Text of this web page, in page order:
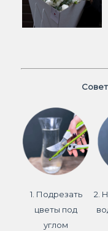
1. Подрезать
цветы под
углом
2.